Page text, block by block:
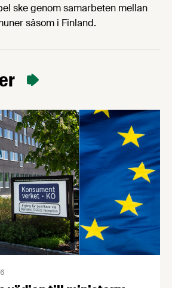
ske genom samarbeten mellan
såsom i Finland.